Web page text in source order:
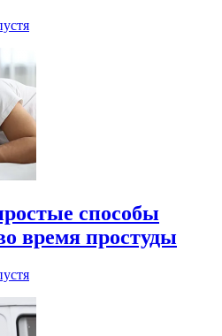
способы
время простуды